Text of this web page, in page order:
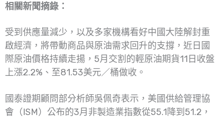
相關新聞摘錄：
受到供應量減少，以及多家機構看好中國大陸解封重
啟經濟，將帶動商品與原油需求回升的支撐，近日國
際原油價格持續走揚，5月交割的輕原油期貨11日收盤
上漲2.2%、至81.53美元／桶做收。
國泰證期顧問部分析師吳佩奇表示，美國供給管理協
會（ISM）公布的3月非製造業指數從55.1降到51.2，